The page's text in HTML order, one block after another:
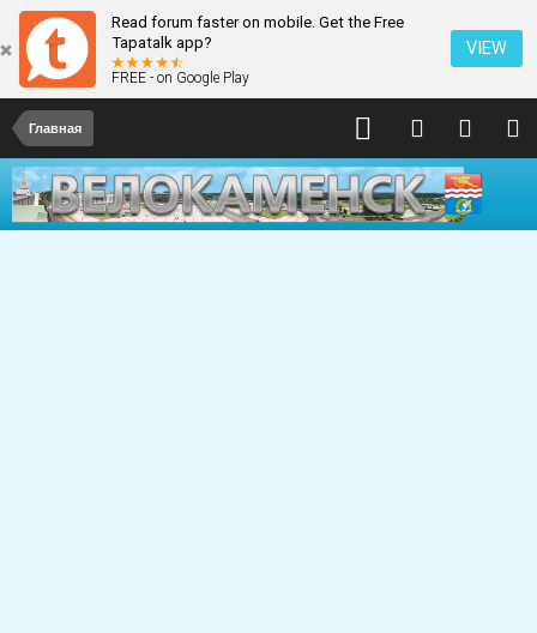
Read forum faster on mobile. Get the Free
Tapatalk app?
FREE - on Google Play
VIEW
Главная